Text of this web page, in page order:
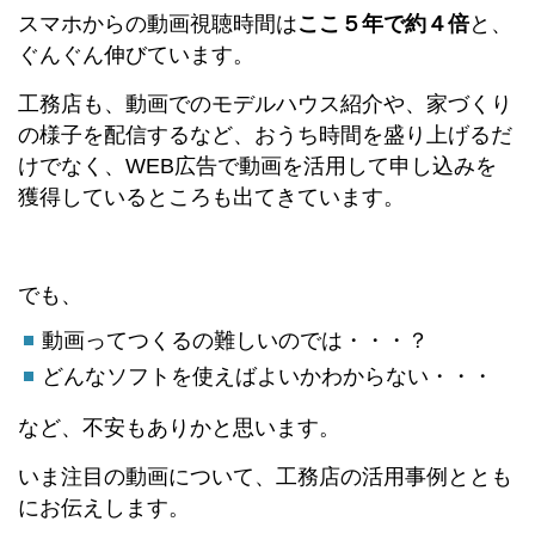
スマホからの動画視聴時間はここ５年で約４倍と、
ぐんぐん伸びています。
工務店も、動画でのモデルハウス紹介や、家づくり
の様子を配信するなど、おうち時間を盛り上げるだ
けでなく、WEB広告で動画を活用して申し込みを
獲得しているところも出てきています。
でも、
動画ってつくるの難しいのでは・・・？
どんなソフトを使えばよいかわからない・・・
など、不安もありかと思います。
いま注目の動画について、工務店の活用事例ととも
にお伝えします。